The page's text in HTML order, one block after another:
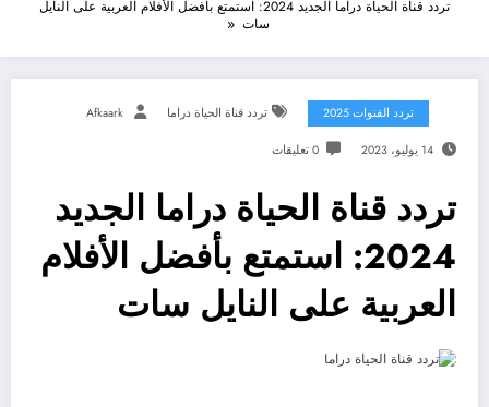
تردد قناة الحياة دراما الجديد 2024: استمتع بأفضل الأفلام العربية على النايل
سات
تردد القنوات 2025 تردد قناة الحياة دراما Afkaark
14 يوليو، 2023 0 تعليقات
تردد قناة الحياة دراما الجديد
2024: استمتع بأفضل الأفلام
العربية على النايل سات